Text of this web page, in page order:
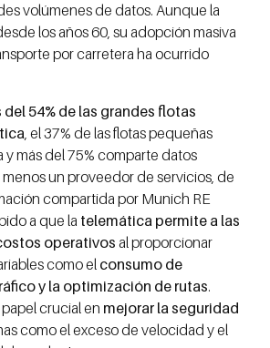
volúmenes de datos. Aunque la
los años 60, su adopción masiva
por carretera ha ocurrido
del 54% de las grandes flotas
, el 37% de las flotas pequeñas
y más del 75% comparte datos
un proveedor de servicios, de
compartida por Munich RE
a que la telemática permite a las
operativosal proporcionar
como el consumo de
y la optimización de rutas.
crucial en mejorar la seguridad
como el exceso de velocidad y el